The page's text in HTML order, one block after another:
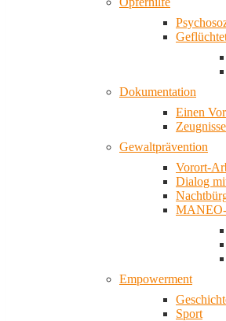
Dokumentation
Einen
Gewaltprävention
Vorort-
Dialog
MANEO-
Empowerment
Sport